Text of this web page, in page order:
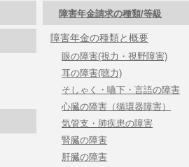
障害年金請求の種類/等級
障害年金の種類と概要
眼の障害(視力・視野障害)
耳の障害(聴力)
そしゃく・嚥下・言語の障害
心臓の障害（循環器障害）
気管支・肺疾患の障害
腎臓の障害
肝臓の障害